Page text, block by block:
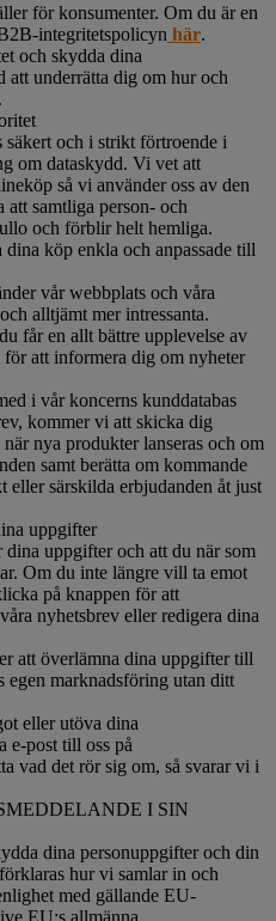
för konsumenter. Om du är en
integritetspolicyn här.
och skydda dina
underrätta dig om hur och
och i strikt förtroende i
om dataskydd. Vi vet att
så vi använder oss av den
att samtliga person- och
och förblir helt hemliga.
köp enkla och anpassade till
vår webbplats och våra
alltjämt mer intressanta.
får en allt bättre upplevelse av
för att informera dig om nyheter
i vår koncerns kunddatabas
kommer vi att skicka dig
nya produkter lanseras och om
samt berätta om kommande
eller särskilda erbjudanden åt just
uppgifter
uppgifter och att du när som
Om du inte längre vill ta emot
på knappen för att
nyhetsbrev eller redigera dina
att överlämna dina uppgifter till
egen marknadsföring utan ditt
eller utöva dina
e-post till oss på
vad det rör sig om, så svarar vi i
I SIN
dina personuppgifter och din
hur vi samlar in och
med gällande EU-
EU:s allmänna